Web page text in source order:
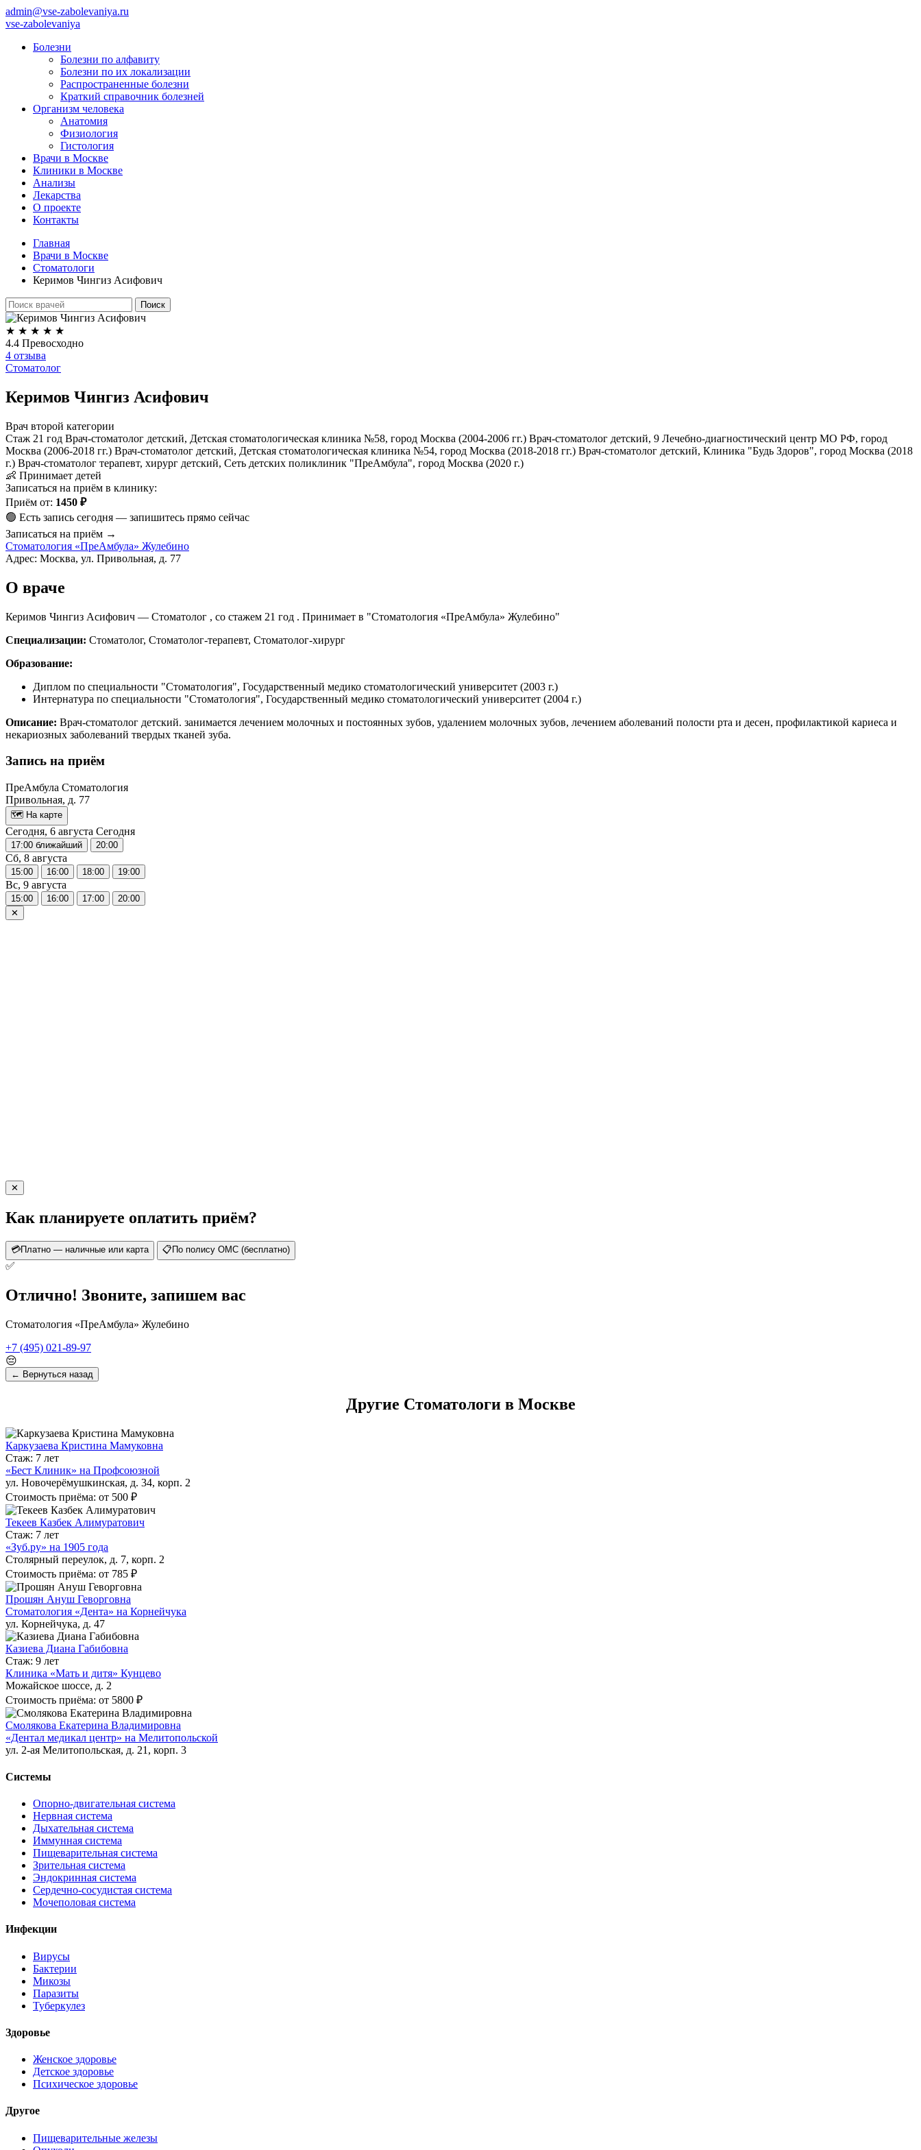
admin@vse-zabolevaniya.ru
vse-zabolevaniya
Болезни
Болезни по алфавиту
Болезни по их локализации
Распространенные болезни
Краткий справочник болезней
Организм человека
Анатомия
Физиология
Гистология
Врачи в Москве
Клиники в Москве
Анализы
Лекарства
О проекте
Контакты
Главная
Врачи в Москве
Стоматологи
Керимов Чингиз Асифович
★ ★ ★ ★ ★
4.4 Превосходно
4 отзыва
Стоматолог
Керимов Чингиз Асифович
Врач второй категории
Стаж 21 год Врач-стоматолог детский, Детская стоматологическая клиника №58, город Москва (2004-2006 гг.) Врач-стоматолог детский, 9 Лечебно-диагностический центр МО РФ, город
Москва (2006-2018 гг.) Врач-стоматолог детский, Детская стоматологическая клиника №54, город Москва (2018-2018 гг.) Врач-стоматолог детский, Клиника "Будь Здоров", город Москва (2018
г.) Врач-стоматолог терапевт, хирург детский, Сеть детских поликлиник "ПреАмбула", город Москва (2020 г.)
👶 Принимает детей
Записаться на приём в клинику:
Приём от: 1450 ₽
🟢 Есть запись сегодня — запишитесь прямо сейчас
Записаться на приём →
Стоматология «ПреАмбула» Жулебино
Адрес: Москва, ул. Привольная, д. 77
О враче
Керимов Чингиз Асифович — Стоматолог , со стажем 21 год . Принимает в "Стоматология «ПреАмбула» Жулебино"
Специализации: Стоматолог, Стоматолог-терапевт, Стоматолог-хирург
Образование:
Диплом по специальности "Стоматология", Государственный медико стоматологический университет (2003 г.)
Интернатура по специальности "Стоматология", Государственный медико стоматологический университет (2004 г.)
Описание: Врач-стоматолог детский. занимается лечением молочных и постоянных зубов, удалением молочных зубов, лечением аболеваний полости рта и десен, профилактикой кариеса и
некариозных заболеваний твердых тканей зуба.
Запись на приём
ПреАмбула Стоматология
Привольная, д. 77
🗺 На карте
Сегодня, 6 августа Сегодня
17:00 ближайший 20:00
Сб, 8 августа
15:00 16:00 18:00 19:00
Вс, 9 августа
15:00 16:00 17:00
20:00
✕
✕
Как планируете оплатить приём?
💳Платно — наличные или карта 📋 По полису ОМС (бесплатно)
✅
Отлично! Звоните, запишем вас
Стоматология «ПреАмбула» Жулебино
+7 (495) 021-89-97
😔
← Вернуться назад
Другие Стоматологи в Москве
Каркузаева Кристина Мамуковна
Стаж: 7 лет
«Бест Клиник» на Профсоюзной
ул. Новочерёмушкинская, д. 34, корп. 2
Стоимость приёма: от 500 ₽
Текеев Казбек Алимуратович
Стаж: 7 лет
«Зуб.ру» на 1905 года
Столярный переулок, д. 7, корп. 2
Стоимость приёма: от 785 ₽
Прошян Ануш Геворговна
Стоматология «Дента» на Корнейчука
ул. Корнейчука, д. 47
Казиева Диана Габибовна
Стаж: 9 лет
Клиника «Мать и дитя» Кунцево
Можайское шоссе, д. 2
Стоимость приёма: от 5800 ₽
Смолякова Екатерина Владимировна
«Дентал медикал центр» на Мелитопольской
ул. 2-ая Мелитопольская, д. 21, корп. 3
Системы
Опорно-двигательная система
Нервная система
Дыхательная система
Иммунная система
Пищеварительная система
Зрительная система
Эндокринная система
Сердечно-сосудистая система
Мочеполовая система
Инфекции
Вирусы
Бактерии
Микозы
Паразиты
Туберкулез
Здоровье
Женское здоровье
Детское здоровье
Психическое здоровье
Другое
Пищеварительные железы